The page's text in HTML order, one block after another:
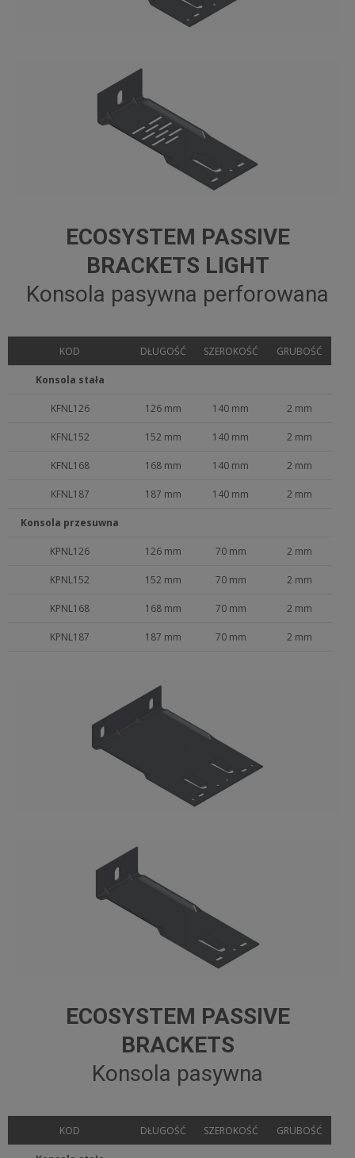
ECOSYSTEM PASSIVE
BRACKETS LIGHT
Konsola pasywna perforowana
KOD DŁUGOŚĆ SZEROKOŚĆ GRUBOŚĆ
Konsola stała
KFNL126 126 mm 140 mm 2 mm
KFNL152 152 mm 140 mm 2 mm
KFNL168 168 mm 140 mm 2 mm
KFNL187 187 mm 140 mm 2 mm
Konsola przesuwna
KPNL126 126 mm 70 mm 2 mm
KPNL152 152 mm 70 mm 2 mm
KPNL168 168 mm 70 mm 2 mm
KPNL187 187 mm 70 mm 2 mm
ECOSYSTEM PASSIVE
BRACKETS
Konsola pasywna
KOD DŁUGOŚĆ SZEROKOŚĆ GRUBOŚĆ